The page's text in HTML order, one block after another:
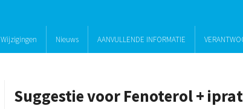
Wijzigingen Nieuws AANVULLENDE INFORMATIE
Suggestie voor Fenoterol +